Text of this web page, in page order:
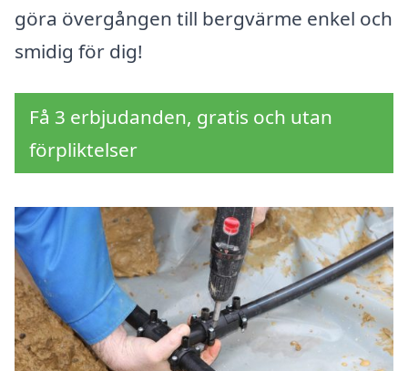
göra övergången till bergvärme enkel och
smidig för dig!
Få 3 erbjudanden, gratis och utan
förpliktelser